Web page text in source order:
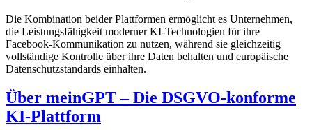
Die Kombination beider Plattformen ermöglicht es Unternehmen,
die Leistungsfähigkeit moderner KI-Technologien für ihre
Facebook-Kommunikation zu nutzen, während sie gleichzeitig
vollständige Kontrolle über ihre Daten behalten und europäische
Datenschutzstandards einhalten.
Über meinGPT – Die DSGVO-konforme
KI-Plattform